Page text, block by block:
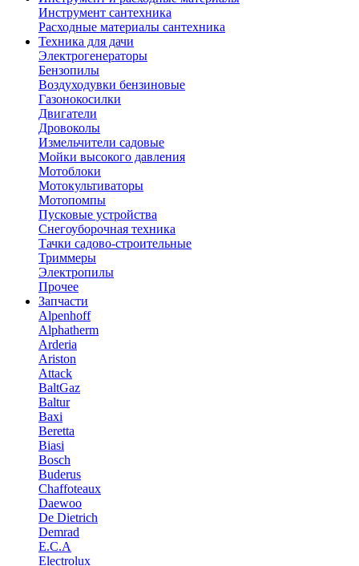
Инструмент сантехника
Расходные материалы сантехника
Техника для дачи
Электрогенераторы
Бензопилы
Воздуходувки бензиновые
Газонокосилки
Двигатели
Дровоколы
Измельчители садовые
Мойки высокого давления
Мотоблоки
Мотокультиваторы
Мотопомпы
Пусковые устройства
Снегоуборочная техника
Тачки садово-строительные
Триммеры
Электропилы
Прочее
Запчасти
Alpenhoff
Alphatherm
Arderia
Ariston
Attack
BaltGaz
Baltur
Baxi
Beretta
Biasi
Bosch
Buderus
Chaffoteaux
Daewoo
De Dietrich
Demrad
E.C.A
Electrolux